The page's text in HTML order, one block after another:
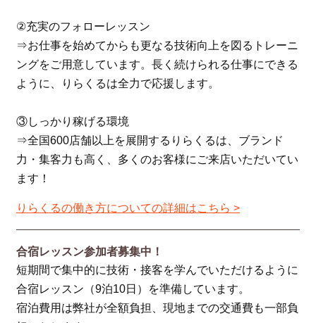
②充実のフォローレッスン
⇒お仕事を始めてからも更なる技術向上を図るトレーニ
ングをご用意しています。長く続けられる仕事にできる
ように、りらくるは全力で応援します。
③しっかり稼げる環境
⇒全国600店舗以上を展開するりらくるは、ブランド
力・集客力も高く、多くのお客様にご来店いただいてい
ます！
りらくるの働き方についての詳細はこちら >
合宿レッスン参加者募集中！
短期間で集中的に技術・接客を学んでいただけるように
合宿レッスン（9泊10日）を準備しています。
宿泊費用は弊社が全額負担、現地までの交通費も一部負